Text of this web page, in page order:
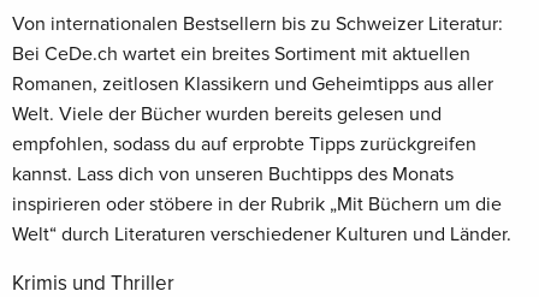
Von internationalen Bestsellern bis zu Schweizer Literatur:
Bei CeDe.ch wartet ein breites Sortiment mit aktuellen
Romanen, zeitlosen Klassikern und Geheimtipps aus aller
Welt. Viele der Bücher wurden bereits gelesen und
empfohlen, sodass du auf erprobte Tipps zurückgreifen
kannst. Lass dich von unseren Buchtipps des Monats
inspirieren oder stöbere in der Rubrik „Mit Büchern um die
Welt“ durch Literaturen verschiedener Kulturen und Länder.
Krimis und Thriller